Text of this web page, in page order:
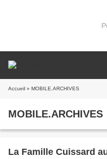
Accueil » MOBILE.ARCHIVES
MOBILE.ARCHIVES
La Famille Cuissard